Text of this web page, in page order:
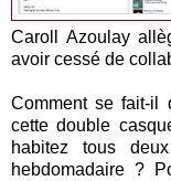
Caroll Azoulay
avoir cessé de
Comment se fait-il
cette double
habitez tous
hebdomadaire ?